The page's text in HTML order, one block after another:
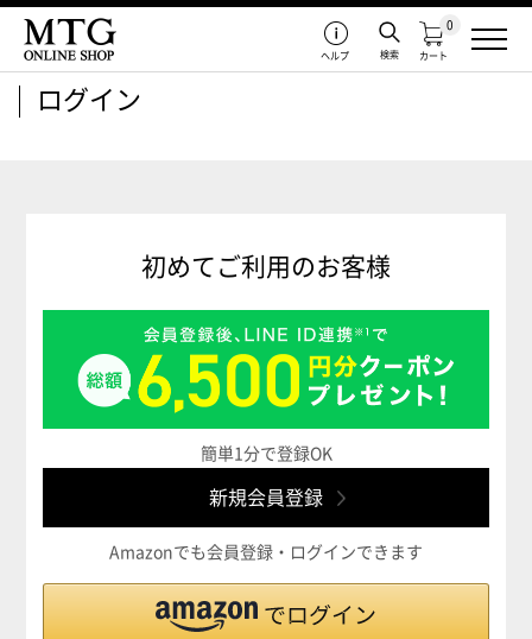
カート
0
検索
ヘルプ
ログイン
初めてご利用のお客様
簡単1分で登録OK
Amazonでも会員登録・ログインできます